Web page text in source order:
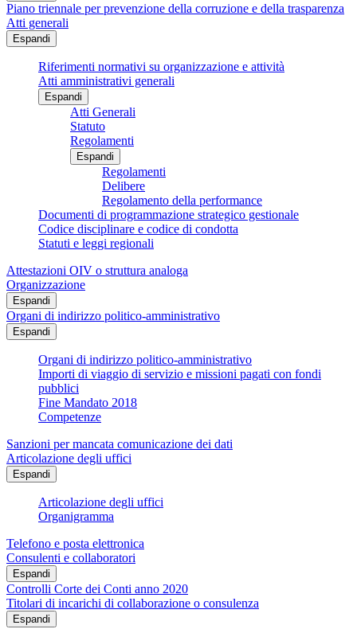
Piano triennale per prevenzione della corruzione e della trasparenza
Atti generali
Espandi
Riferimenti normativi su organizzazione e attività
Atti amministrativi generali
Espandi
Atti Generali
Statuto
Regolamenti
Espandi
Regolamenti
Delibere
Regolamento della performance
Documenti di programmazione strategico gestionale
Codice disciplinare e codice di condotta
Statuti e leggi regionali
Attestazioni OIV o struttura analoga
Organizzazione
Espandi
Organi di indirizzo politico-amministrativo
Espandi
Organi di indirizzo politico-amministrativo
Importi di viaggio di servizio e missioni pagati con fondi
pubblici
Fine Mandato 2018
Competenze
Sanzioni per mancata comunicazione dei dati
Articolazione degli uffici
Espandi
Articolazione degli uffici
Organigramma
Telefono e posta elettronica
Consulenti e collaboratori
Espandi
Controlli Corte dei Conti anno 2020
Titolari di incarichi di collaborazione o consulenza
Espandi